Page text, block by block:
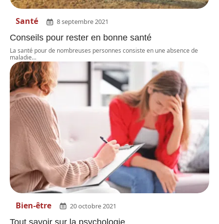
Santé 8 septembre 2021
Conseils pour rester en bonne santé
La santé pour de nombreuses personnes consiste en une absence de
maladie…
Bien-être 20 octobre 2021
Tout savoir sur la psychologie